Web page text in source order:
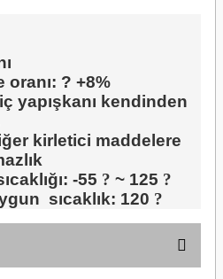
? +8%
yapışkanı kendinden
kirletici maddelere
-55 ? ~ 125 ?
sıcaklık: 120 ?